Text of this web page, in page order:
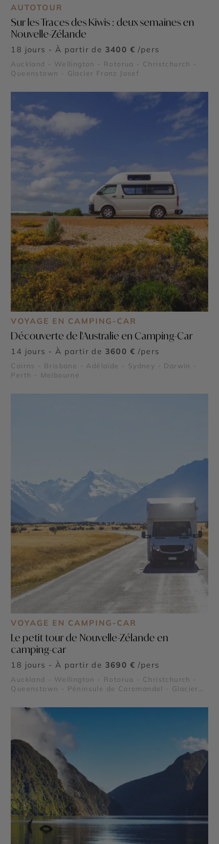
AUTOTOUR
Sur les Traces des Kiwis : deux semaines en
Nouvelle-Zélande
18 jours - À partir de 3400 € /pers
Auckland - Wellington - Rotorua - Christchurch -
Queenstown - Glacier Franz Josef
VOYAGE EN CAMPING-CAR
Découverte de l'Australie en Camping-Car
14 jours - À partir de 3600 € /pers
Cairns - Brisbane - Adélaïde - Sydney - Darwin -
Perth - Melbourne
VOYAGE EN CAMPING-CAR
Le petit tour de Nouvelle-Zélande en
camping-car
18 jours - À partir de 3690 € /pers
Auckland - Wellington - Rotorua - Christchurch -
Queenstown - Péninsule de Coromandel - Glacier